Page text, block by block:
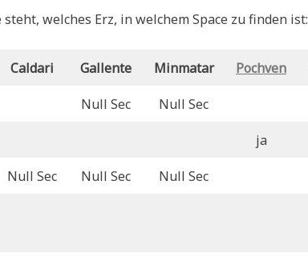
welches Erz, in welchem Space zu finden ist:
Caldari Gallente Minmatar Pochven
Null Sec Null Sec
ja
Null Sec Null Sec Null Sec